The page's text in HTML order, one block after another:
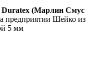
(Марлин Смус
предприятии Шейко из
5 мм